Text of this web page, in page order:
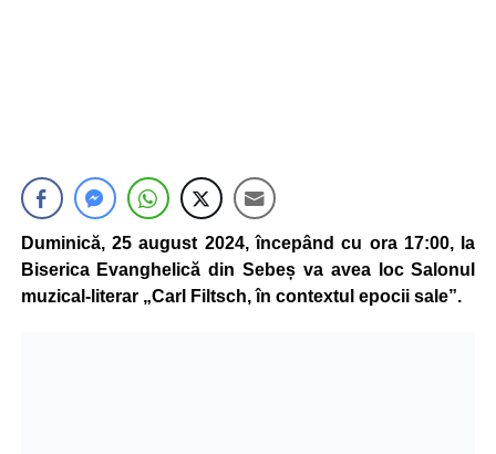
Duminică, 25 august 2024, începând cu ora 17:00, la
Biserica Evanghelică din Sebeș va avea loc Salonul
muzical-literar „Carl Filtsch, în contextul epocii sale”.